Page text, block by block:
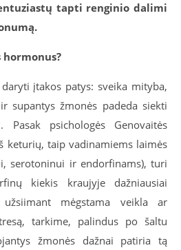
tapti renginio dalimi
įtakos patys: sveika mityba,
supantys žmonės padeda siekti
psichologės Genovaitės
keturių, taip vadinamiems laimės
serotoninui ir endorfinams), turi
kiekis kraujyje dažniausiai
mėgstama veikla ar
tarkime, palindus po šaltu
žmonės dažnai patiria tą